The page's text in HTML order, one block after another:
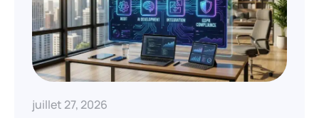
juillet 27, 2026